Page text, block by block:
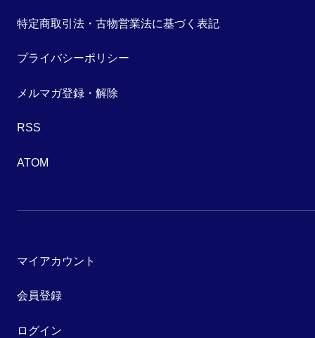
特定商取引法・古物営業法に基づく表記
プライバシーポリシー
メルマガ登録・解除
RSS
ATOM
マイアカウント
会員登録
ログイン